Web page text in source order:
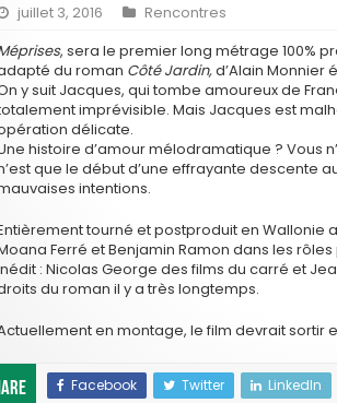
juillet 3, 2016
Rencontres
, sera le premier long métrage 100%
du roman Côté Jardin,d’Alain Monnier
y suit Jacques, qui tombe amoureux de
imprévisible. Mais Jacques est
délicate.
histoire d’amour mélodramatique ? Vous
que le début d’une effrayante descente
intentions.
tourné et postproduit en Wallonie
Ferré et Benjamin Ramon dans les rôles
: Nicolas George des films du carré et
du roman il y a très longtemps.
en montage, le film devrait sortir
Facebook Twitter LinkedIn